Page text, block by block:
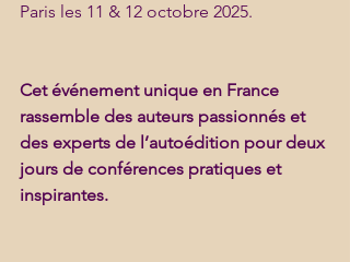
Paris les 11 & 12 octobre 2025.
Cet événement unique en France
rassemble des auteurs passionnés et
des experts de l’autoédition pour deux
jours de conférences pratiques et
inspirantes.